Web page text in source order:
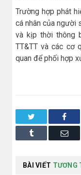
Trường hợp phát
cá nhân của người
và kịp thời thông
TT&TT và các cơ
quan để phối hợp
Tumblr
BÀI VIẾT TƯƠNG